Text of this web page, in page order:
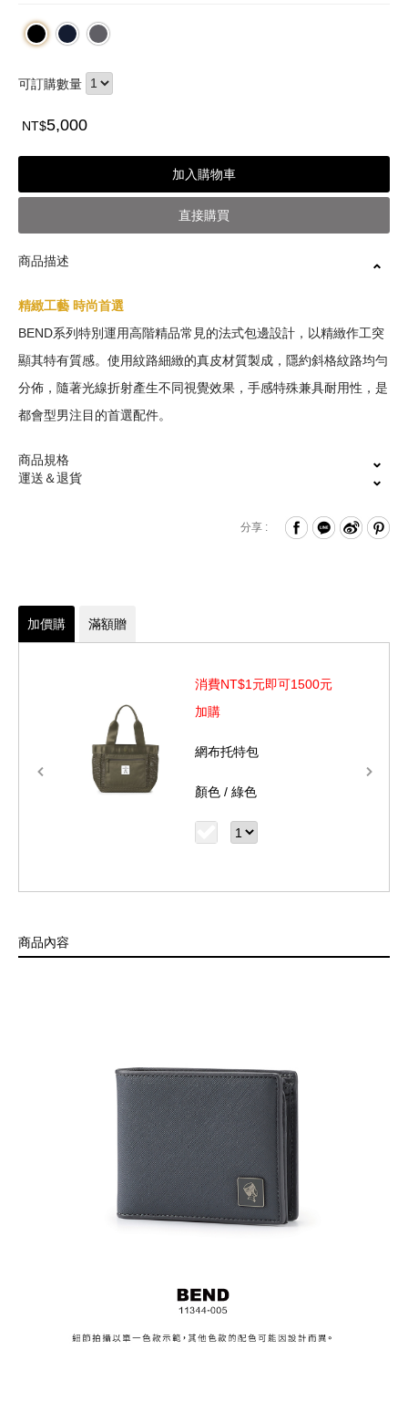
可訂購數量
NT$5,000
加入購物車
直接購買
商品描述
精緻工藝 時尚首選
BEND系列特別運用高階精品常見的法式包邊設計，以精緻作工突
顯其特有質感。使用紋路細緻的真皮材質製成，隱約斜格紋路均勻
分佈，隨著光線折射產生不同視覺效果，手感特殊兼具耐用性，是
都會型男注目的首選配件。
商品規格
材質: LEATHER(皮革)、裡料: NYLON(尼龍)、其他: 織物
運送＆退貨
分享 :
加價購 滿額贈
消費NT$1元即可1500元
加購
網布托特包
顏色 /綠色
商品內容